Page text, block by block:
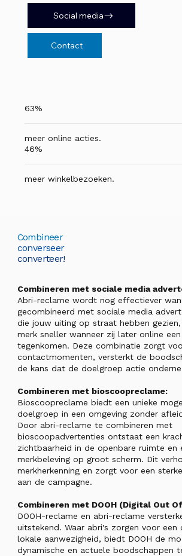
Social media
Contact
63%
meer online acties.
46%
meer winkelbezoeken.
Combineer
converseer
converteer!
Combineren met sociale media
Abri-reclame wordt nog effectiever
gecombineerd met sociale media
die jouw uiting op straat hebben
merk sneller wanneer zij later online
tegenkomen. Deze combinatie zorgt
contactmomenten, versterkt de
de kans dat de doelgroep actie
Combineren met bioscoopreclame:
Bioscoopreclame biedt een unieke
doelgroep in een omgeving zonder
Door abri-reclame te combineren met
bioscoopadvertenties ontstaat een
zichtbaarheid in de openbare ruimte en
merkbeleving op groot scherm. Dit
merkherkenning en zorgt voor een
aan de campagne.
Combineren met DOOH (Digital Out
DOOH-reclame en abri-reclame
uitstekend. Waar abri's zorgen voor een
lokale aanwezigheid, biedt DOOH de
dynamische en actuele boodschappen